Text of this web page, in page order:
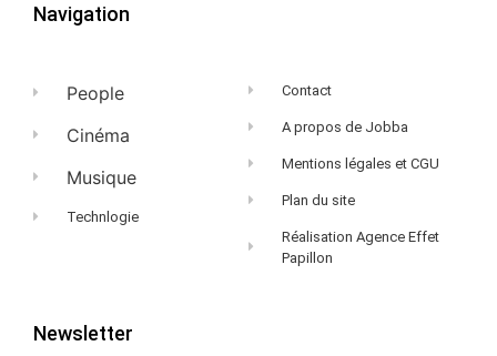
Navigation
People
Cinéma
Musique
Technlogie
Contact
A propos de Jobba
Mentions légales et CGU
Plan du site
Réalisation Agence Effet
Papillon
Newsletter